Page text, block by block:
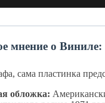
мнение о
сама пластинка
обложка: